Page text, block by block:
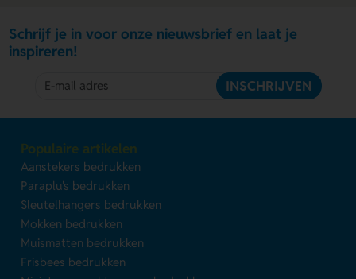
Schrijf je in voor onze nieuwsbrief en laat je
inspireren!
INSCHRIJVEN
Populaire artikelen
Aanstekers bedrukken
Paraplu's bedrukken
Sleutelhangers bedrukken
Mokken bedrukken
Muismatten bedrukken
Frisbees bedrukken